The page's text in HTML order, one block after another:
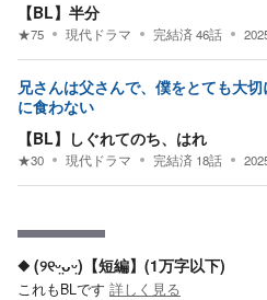
【BL】半分
★75 現代ドラマ 完結済46話
兄さんは父さんで、僕をとても大
に食わない
【BL】しぐれてのち、はれ
★30 現代ドラマ 完結済 18話
◆ (୨୧ᵕ̤ᴗᵕ̤)【短編】(1万字以下)
これもBLです 詳しく見る